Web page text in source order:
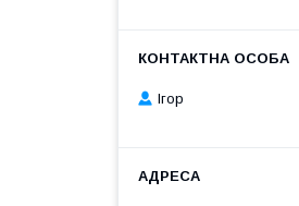
Ігор